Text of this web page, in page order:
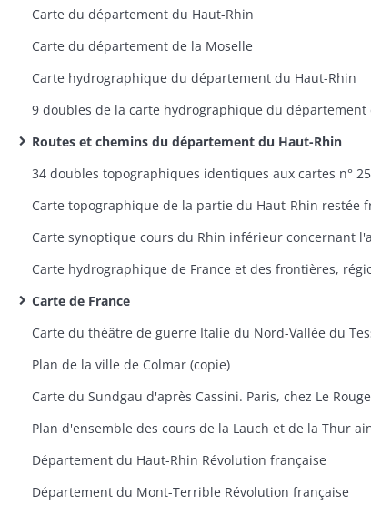
Carte du département du Haut-Rhin
Carte du département de la Moselle
Carte hydrographique du département du Haut-Rhin
Routes et chemins du département du Haut-Rhin
Carte de France
Plan de la ville de Colmar (copie)
Carte du Sundgau d'après Cassini. Paris, chez Le Rouge
Département du Haut-Rhin Révolution française
Département du Mont-Terrible Révolution française